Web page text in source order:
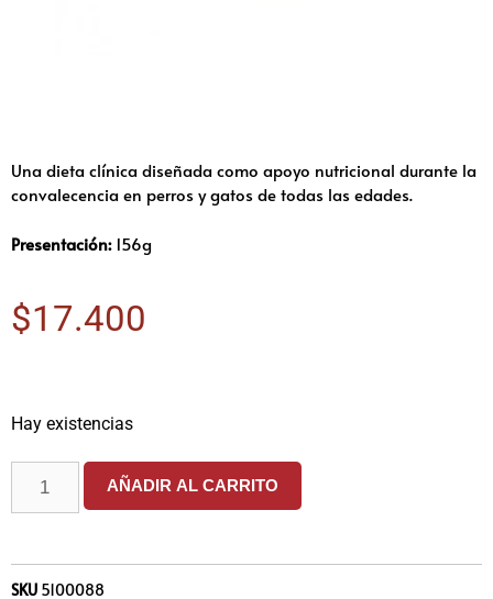
Una dieta clínica diseñada como apoyo nutricional durante la
convalecencia en perros y gatos de todas las edades.
Presentación: 156g
$17.400
Hay existencias
AÑADIR AL CARRITO
SKU 5100088